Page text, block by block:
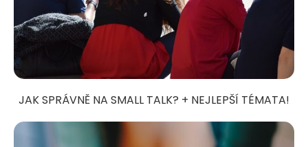
JAK SPRÁVNĚ NA SMALL TALK? + NEJLEPŠÍ TÉMATA!